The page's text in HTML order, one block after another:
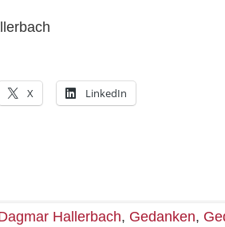
X LinkedIn
Hallerbach, Gedanken,